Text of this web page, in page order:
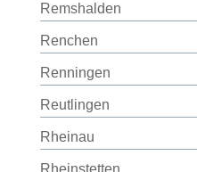
Remshalden
Renchen
Renningen
Reutlingen
Rheinau
Rheinstetten